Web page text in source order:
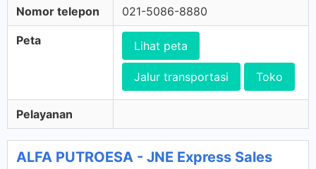
Nomor telepon 021-5086-8880
Peta Lihat peta
Jalur transportasi Toko
Pelayanan
ALFA PUTROESA - JNE Express Sales